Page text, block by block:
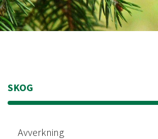
Skotning
SKOG
Avverkning